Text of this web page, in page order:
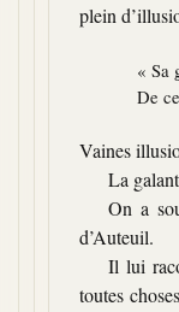
plein
« Sa
De
Vaines
La
On a
d’Auteuil.
Il lui
toutes